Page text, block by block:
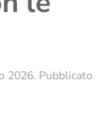
2026. Pubblicato